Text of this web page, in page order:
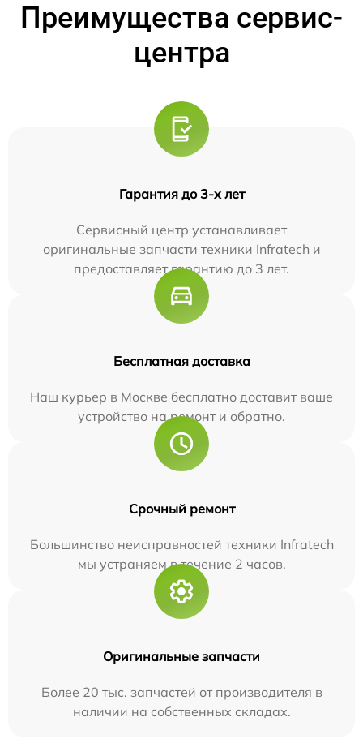
Преимущества сервис-
центра
Гарантия до 3-х лет
Сервисный центр устанавливает
оригинальные запчасти техники Infratech и
предоставляет гарантию до 3 лет.
Бесплатная доставка
Наш курьер в Москве бесплатно доставит ваше
устройство на ремонт и обратно.
Срочный ремонт
Большинство неисправностей техники Infratech
мы устраняем в течение 2 часов.
Оригинальные запчасти
Более 20 тыс. запчастей от производителя в
наличии на собственных складах.